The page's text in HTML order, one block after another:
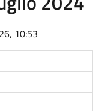
10:53